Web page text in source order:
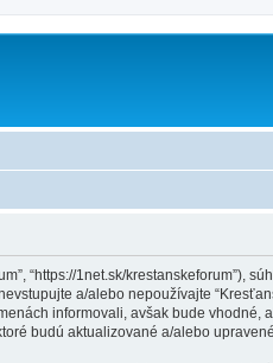
“https://1net.sk/
a/alebo nepoužívajte
informovali, avšak bude
budú aktualizované a/alebo upravené.